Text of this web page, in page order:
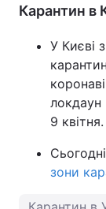
Карантин в
У Києві
локдаун
9 квітня.
зони